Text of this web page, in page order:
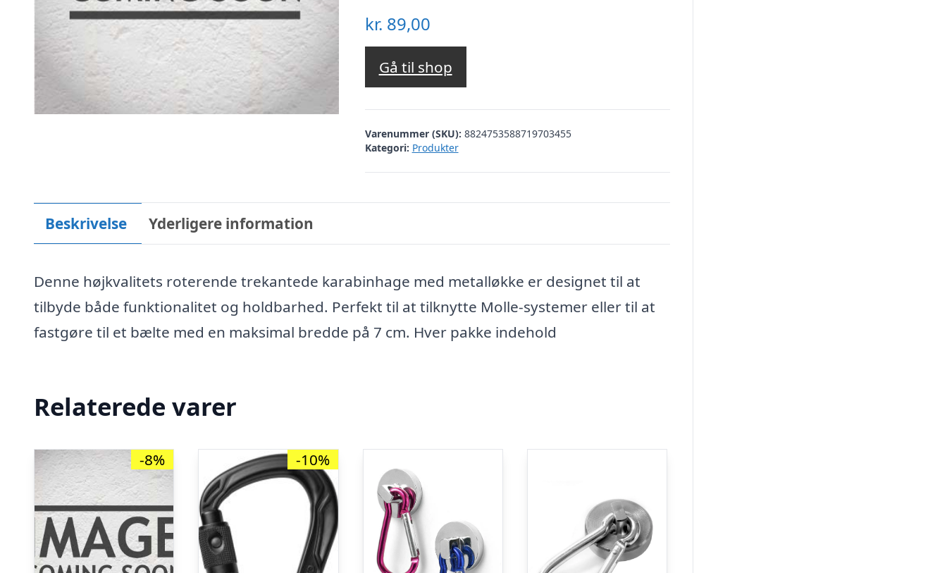
kr. 89,00
Gå til shop
Varenummer (SKU): 8824753588719703455
Kategori: Produkter
Beskrivelse Yderligere information
Denne højkvalitets roterende trekantede karabinhage med metalløkke er designet til at
tilbyde både funktionalitet og holdbarhed. Perfekt til at tilknytte Molle-systemer eller til at
fastgøre til et bælte med en maksimal bredde på 7 cm. Hver pakke indehold
Relaterede varer
-8% -10%